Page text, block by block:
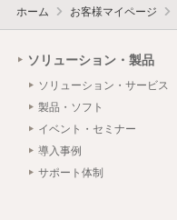
ホーム お客様マイページ
ソリューション・製品
ソリューション・サービス
製品・ソフト
イベント・セミナー
導入事例
サポート体制